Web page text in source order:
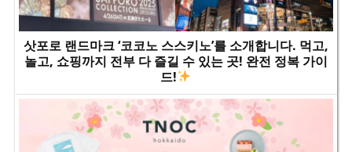
삿포로 랜드마크 ‘코코노 스스키노’를 소개합니다. 먹고,
놀고, 쇼핑까지 전부 다 즐길 수 있는 곳! 완전 정복 가이
드!